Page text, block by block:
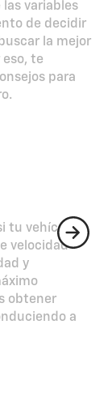
variables
de decidir
la mejor
te
para
tu vehículo
velocidad
y
obtener
a